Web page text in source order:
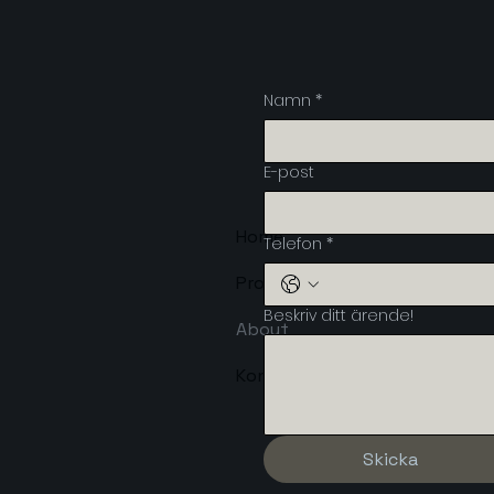
Home
Projects
About
Namn *
E-post
Telefon *
Beskriv ditt ärende!
Skicka